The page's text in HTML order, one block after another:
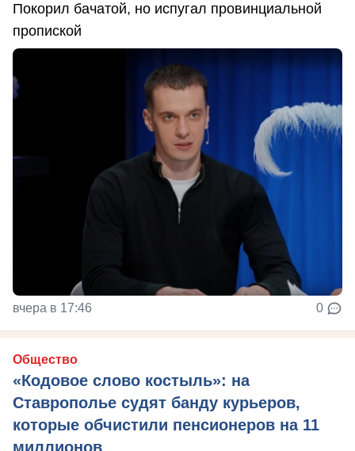
Покорил бачатой, но испугал провинциальной
пропиской
вчера в 17:46 0
Общество
«Кодовое слово костыль»: на
Ставрополье судят банду курьеров,
которые обчистили пенсионеров на 11
миллионов